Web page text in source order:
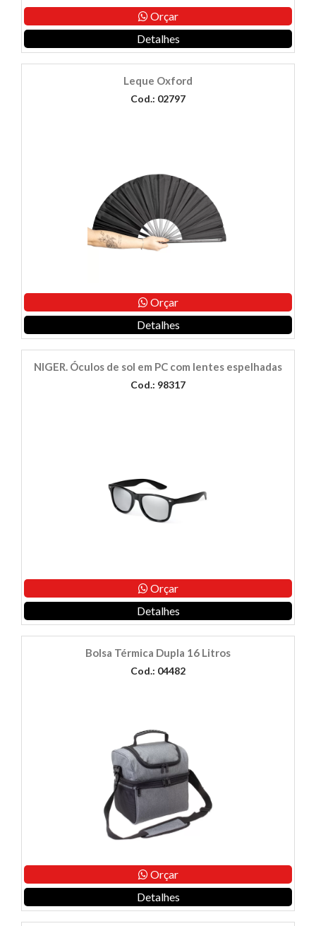
Orçar
Detalhes
Leque Oxford
Cod.: 02797
Orçar
Detalhes
NIGER. Óculos de sol em PC com lentes espelhadas
Cod.: 98317
Orçar
Detalhes
Bolsa Térmica Dupla 16 Litros
Cod.: 04482
Orçar
Detalhes